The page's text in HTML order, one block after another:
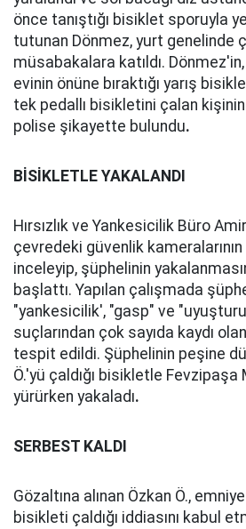
önce tanıştığı bisiklet sporuyla
tutunan Dönmez, yurt genelinde
müsabakalara katıldı.
evinin önüne bıraktığı yarış
tek pedallı bisikletini çalan
polise şikayette bulundu.
BİSİKLETLE YAKALANDI
Hırsızlık ve Yankesicilik Büro
çevredeki güvenlik
inceleyip, şüphelinin
başlattı. Yapılan çalışmada
"yankesicilik', "gasp" ve
suçlarından çok sayıda kaydı
tespit edildi. Şüphelinin peşine
Ö.'yü çaldığı bisikletle
yürürken yakaladı.
SERBEST KALDI
Gözaltına alınan Özkan Ö.,
bisikleti çaldığı iddiasını kabul